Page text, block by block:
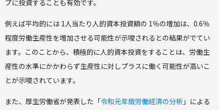
プに投資することも有効です。
例えば平均的には 1人当たり人的資本投資額の 1％の増加は、0.6％
程度労働生産性を増加させる可能性が示唆されるとの結果がでてい
ます。このことから、積極的に人的資本投資をすることは、労働生
産性の水準にかかわらず生産性に対しプラスに働く可能性が高いこ
とが示唆されています。
また、厚生労働省が発表した「令和元年版労働経済の分析 」による